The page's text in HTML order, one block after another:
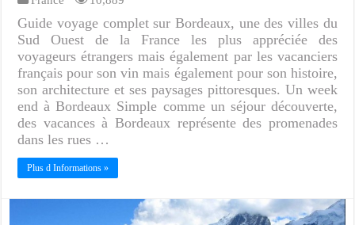
Guide voyage complet sur Bordeaux, une des villes du
Sud Ouest de la France les plus appréciée des
voyageurs étrangers mais également par les vacanciers
français pour son vin mais également pour son histoire,
son architecture et ses paysages pittoresques. Un week
end à Bordeaux Simple comme un séjour découverte,
des vacances à Bordeaux représente des promenades
dans les rues …
Plus d Informations »